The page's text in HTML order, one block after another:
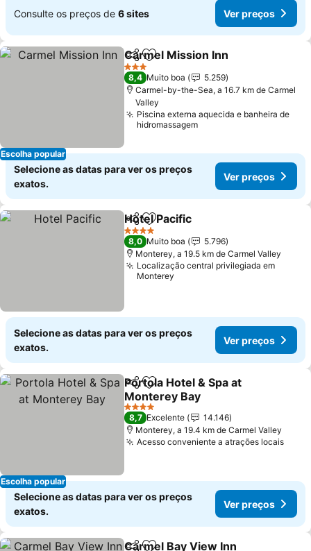
Consulte os preços de 6 sites Ver preços
Escolha popular
PartilharAdicionar aos favoritos
Carmel Mission Inn
3 Estrelas
8,4 Muito boa
5.259
Carmel-by-the-Sea, a 16.7 km de Carmel
Valley
Piscina externa aquecida e banheira de
hidromassagem
Selecione as datas para ver os preços
exatos.
Ver preços
PartilharAdicionar aos favoritos
Hotel Pacific
4 Estrelas
8,0 Muito boa
5.796
Monterey, a 19.5 km de Carmel Valley
Localização central privilegiada em
Monterey
Selecione as datas para ver os preços
exatos.
Ver preços
Escolha popular
PartilharAdicionar aos favoritos
Portola Hotel & Spa at
Monterey Bay
4 Estrelas
8,7 Excelente
14.146
Monterey, a 19.4 km de Carmel Valley
Acesso conveniente a atrações locais
Selecione as datas para ver os preços
exatos.
Ver preços
Carmel Bay View Inn